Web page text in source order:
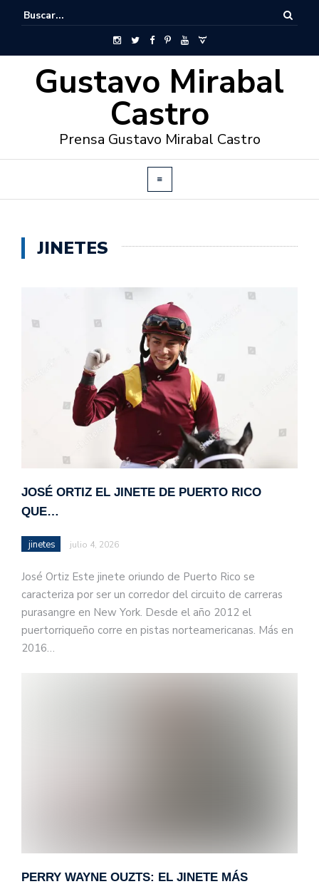
Gustavo Mirabal
Castro
Prensa Gustavo Mirabal Castro
JINETES
JOSÉ ORTIZ EL JINETE DE PUERTO RICO
QUE…
jinetes julio 4, 2026
José Ortiz Este jinete oriundo de Puerto Rico se
caracteriza por ser un corredor del circuito de carreras
purasangre en New York. Desde el año 2012 el
puertorriqueño corre en pistas norteamericanas. Más en
2016…
PERRY WAYNE OUZTS: EL JINETE MÁS